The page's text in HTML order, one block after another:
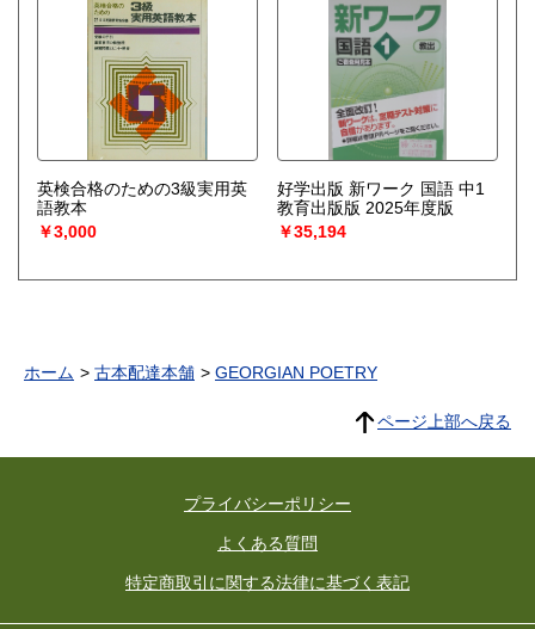
英検合格のための3級実用英
語教本
￥3,000
好学出版 新ワーク 国語 中1
教育出版版 2025年度版
￥35,194
ホーム 古本配達本舗 GEORGIAN POETRY
ページ上部へ戻る
プライバシーポリシー
よくある質問
特定商取引に関する法律に基づく表記